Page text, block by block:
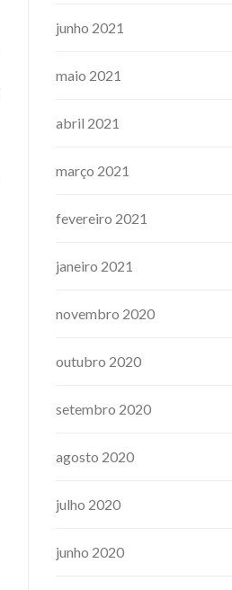
junho 2021
maio 2021
abril 2021
março 2021
fevereiro 2021
janeiro 2021
novembro 2020
outubro 2020
setembro 2020
agosto 2020
julho 2020
junho 2020